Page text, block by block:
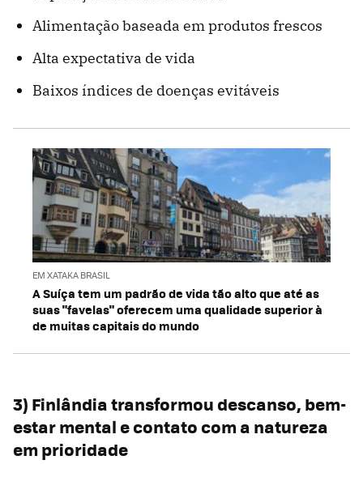
Alimentação baseada em produtos frescos
Alta expectativa de vida
Baixos índices de doenças evitáveis
EM XATAKA BRASIL
A Suíça tem um padrão de vida tão alto que até as
suas "favelas" oferecem uma qualidade superior à
de muitas capitais do mundo
3) Finlândia transformou descanso, bem-
estar mental e contato com a natureza
em prioridade